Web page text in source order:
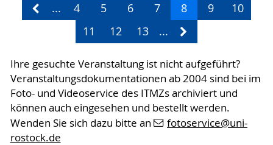
... 4 5 6 7 8 9
10
11
12 13 ...
Ihre gesuchte Veranstaltung ist nicht aufgeführt?
Veranstaltungsdokumentationen ab 2004 sind bei im
Foto- und Videoservice des ITMZs archiviert und
können auch eingesehen und bestellt werden.
Wenden Sie sich dazu bitte an
fotoservice@uni-
rostock.de